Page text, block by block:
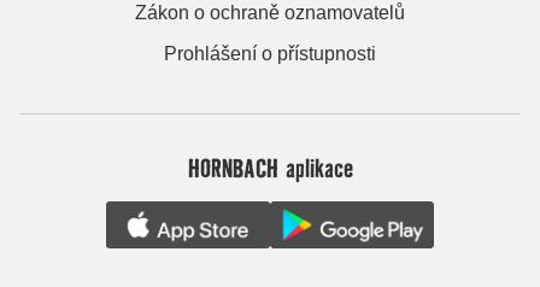
Zákon o ochraně oznamovatelů
Prohlášení o přístupnosti
HORNBACH aplikace